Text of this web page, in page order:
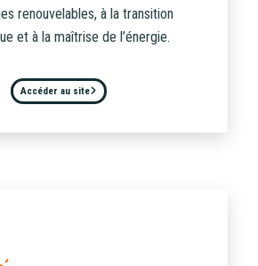
renouvelables, à la transition
et à la maîtrise de l’énergie.
Accéder au site